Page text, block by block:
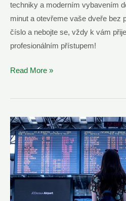
techniky a moderním vybavením
minut a otevřeme vaše dveře bez
číslo a nebojte se, vždy k vám
profesionálním přístupem!
Otevření
Dveří
nad
Orlicí
–
Příjezd
do
15
Read More »